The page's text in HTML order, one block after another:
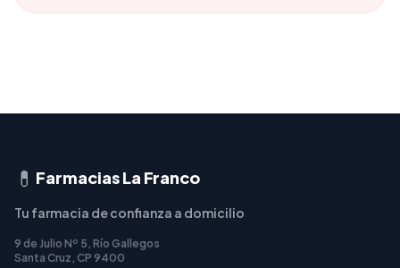
💊 Farmacias La Franco
Tu farmacia de confianza a domicilio
9 de Julio Nº 5, Río Gallegos
Santa Cruz, CP 9400